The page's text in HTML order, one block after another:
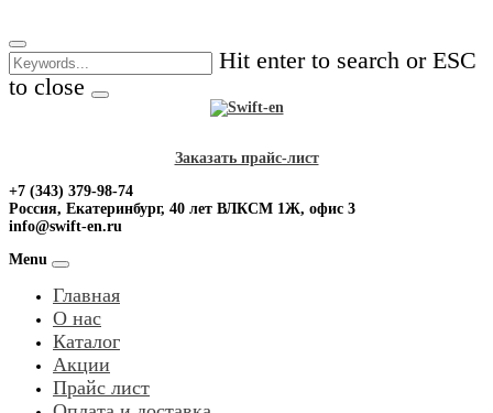
to
content
Hit enter to search or ESC
to close
Заказать прайс-лист
+7 (343) 379-98-74
Россия, Екатеринбург, 40 лет ВЛКСМ 1Ж, офис 3
info@swift-en.ru
Menu
Главная
О нас
Каталог
Акции
Прайс лист